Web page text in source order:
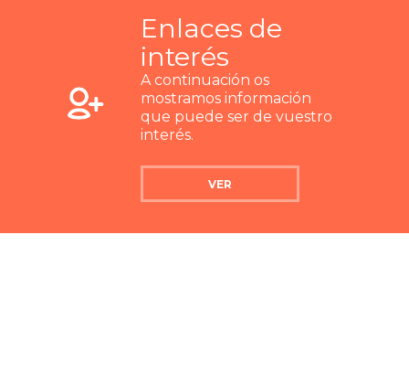
Enlaces de
interés
A continuación os
mostramos información
que puede ser de vuestro
interés.
VER